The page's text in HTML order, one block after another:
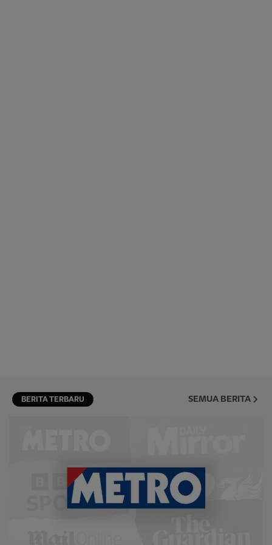
BERITA TERBARU SEMUA BERITA